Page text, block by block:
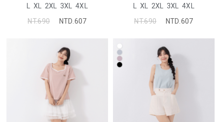
L XL 2XL 3XL 4XL
NT.690
NTD.607
L XL 2XL 3XL 4XL
NT.690
NTD.607